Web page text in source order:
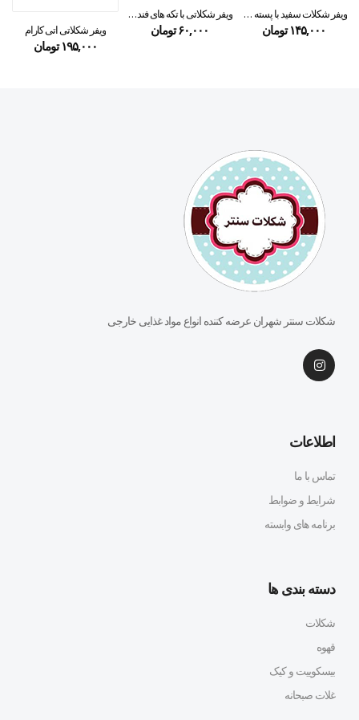
ویفر شکلات سفید با پسته داماک آلا ۳۰ گرمی
۱۴۵,۰۰۰ تومان
ویفر شکلاتی با تکه های فندق کرانچ نستله ۳۰ گرمی
۶۰,۰۰۰تومان ویفر شکلاتی اتی کارام
۱۹۵,۰۰۰ تومان
شکلات سنتر شهران عرضه کننده انواع مواد غذایی خارجی
اطلاعات
تماس با ما
شرایط و ضوابط
برنامه های وابسته
دسته بندی ها
شکلات
قهوه
بیسکوییت و کیک
غلات صبحانه